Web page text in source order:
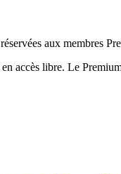
aux membres
accès libre. Le